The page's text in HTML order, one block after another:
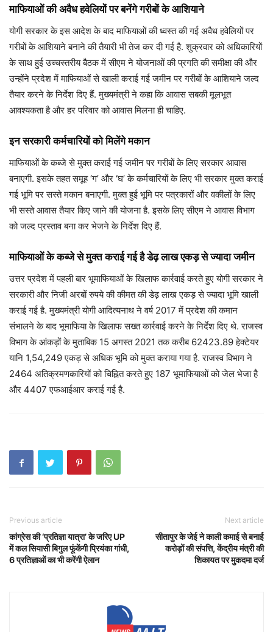
माफियाओं की अवैध हवेलियों पर बनेंगे गरीबों के आशियाने
योगी सरकार के इस आदेश के बाद माफियाओं की ध्वस्त की गई अवैध हवेलियों पर
गरीबों के आशियाने बनाने की तैयारी भी तेज कर दी गई है. शुक्रवार को अधिकारियों
के साथ हुई उच्चस्तरीय बैठक में सीएम ने योजनाओं की प्रगति की समीक्षा की और
उन्होंने प्रदेश में माफियाओं से खाली कराई गई जमीन पर गरीबों के आशियाने जल्द
तैयार करने के निर्देश दिए हैं. मुख्यमंत्री ने कहा कि आवास सबकी मूलभूत
आवश्यकता है और हर परिवार को आवास मिलना ही चाहिए.
इन सरकारी कर्मचारियों को मिलेंगे मकान
माफियाओं के कब्जे से मुक्त कराई गई जमीन पर गरीबों के लिए सरकार आवास
बनाएगी. इसके तहत समूह ‘ग’ और ‘घ’ के कर्मचारियों के लिए भी सरकार मुक्त कराई
गई भूमि पर सस्ते मकान बनाएगी. मुक्त हुई भूमि पर पत्रकारों और वकीलों के लिए
भी सस्ते आवास तैयार किए जाने की योजना है. इसके लिए सीएम ने आवास विभाग
को जल्द प्रस्ताव बना कर भेजने के निर्देश दिए हैं.
माफियाओं के कब्जे से मुक्त कराई गई है डेढ़ लाख एकड़ से ज्यादा जमीन
उत्तर प्रदेश में पहली बार भूमाफियाओं के खिलाफ कार्रवाई करते हुए योगी सरकार ने
सरकारी और निजी अरबों रुपये की कीमत की डेढ़ लाख एकड़ से ज्यादा भूमि खाली
कराई गई है. मुख्यमंत्री योगी आदित्यनाथ ने वर्ष 2017 में प्रदेश की कमान
संभालने के बाद भूमाफिया के खिलाफ सख्त कार्रवाई करने के निर्देश दिए थे. राजस्व
विभाग के आंकड़ों के मुताबिक 15 अगस्त 2021 तक करीब 62423.89 हेक्टेयर
यानि 1,54,249 एकड़ से अधिक भूमि को मुक्त कराया गया है. राजस्व विभाग ने
2464 अतिक्रमणकारियों को चिह्नित करते हुए 187 भूमाफियाओं को जेल भेजा है
और 4407 एफआईआर कराई गई है.
Previous article
कांग्रेस की ‘प्रतिज्ञा यात्रा’ के जरिए UP
में कल सियासी बिगुल फूंकेंगी प्रियंका गांधी,
6 प्रतिज्ञाओं का भी करेंगी ऐलान
Next article
सीतापुर के जेई ने काली कमाई से बनाई
करोड़ों की संपत्ति, केंद्रीय मंत्री की
शिकायत पर मुकदमा दर्ज